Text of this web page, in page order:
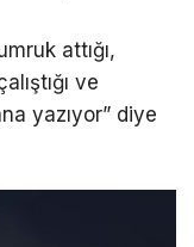
attığı,
ve
yazıyor” diye